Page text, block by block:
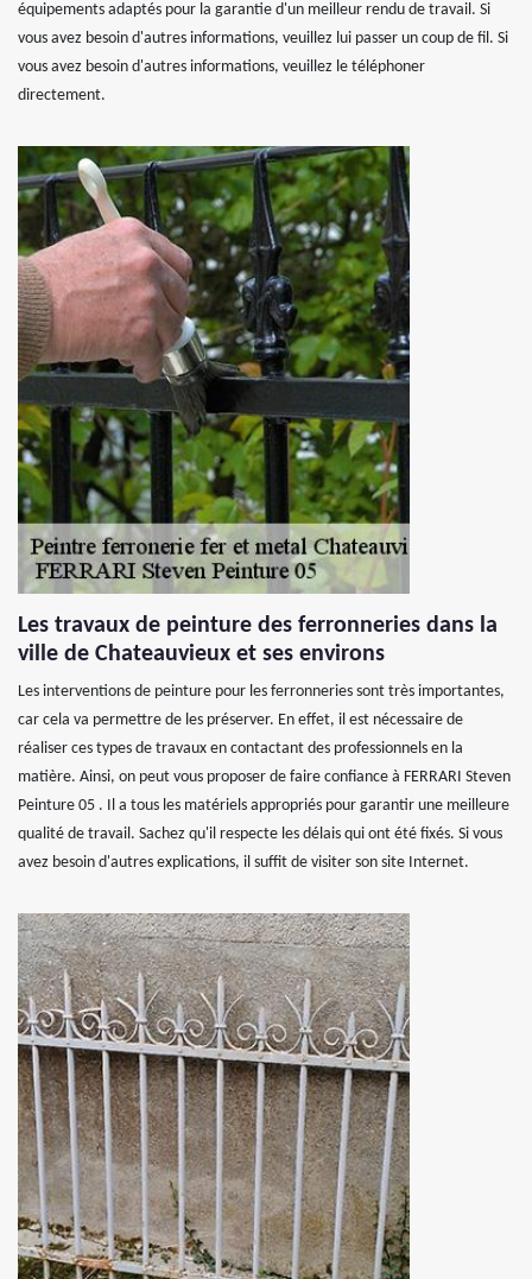
équipements adaptés pour la garantie d'un meilleur rendu de travail. Si
vous avez besoin d'autres informations, veuillez lui passer un coup de fil. Si
vous avez besoin d'autres informations, veuillez le téléphoner
directement.
Les travaux de peinture des ferronneries dans la
ville de Chateauvieux et ses environs
Les interventions de peinture pour les ferronneries sont très importantes,
car cela va permettre de les préserver. En effet, il est nécessaire de
réaliser ces types de travaux en contactant des professionnels en la
matière. Ainsi, on peut vous proposer de faire confiance à FERRARI Steven
Peinture 05 . Il a tous les matériels appropriés pour garantir une meilleure
qualité de travail. Sachez qu'il respecte les délais qui ont été fixés. Si vous
avez besoin d'autres explications, il suffit de visiter son site Internet.